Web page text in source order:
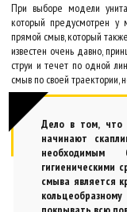
При выборе модели
который предусмотрен у
прямой смыв, который
известен очень давно,
струи и течет по одной
смыв по своей траектории,
Дело в том, что
начинают
необходимым
гигиеническими
смыва является